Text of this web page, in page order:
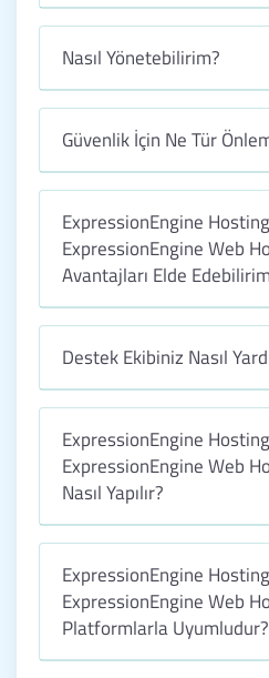
Nasıl Yönetebilirim?
Güvenlik İçin Ne Tür
ExpressionEngine
ExpressionEngine Web
Avantajları Elde
Destek Ekibiniz Nasıl
ExpressionEngine
ExpressionEngine Web
Nasıl Yapılır?
ExpressionEngine
ExpressionEngine Web
Platformlarla Uyumludur?